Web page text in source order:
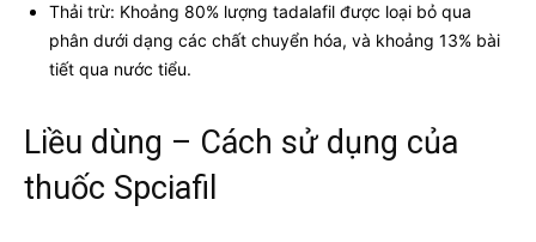
Thải trừ: Khoảng 80% lượng tadalafil được loại bỏ qua
phân dưới dạng các chất chuyển hóa, và khoảng 13% bài
tiết qua nước tiểu.
Liều dùng – Cách sử dụng của
thuốc Spciafil